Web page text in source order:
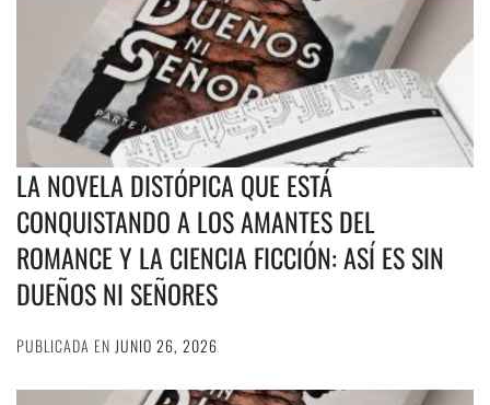
LA NOVELA DISTÓPICA QUE ESTÁ
CONQUISTANDO A LOS AMANTES DEL
ROMANCE Y LA CIENCIA FICCIÓN: ASÍ ES SIN
DUEÑOS NI SEÑORES
PUBLICADA EN JUNIO 26, 2026